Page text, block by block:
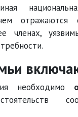
отражаются
членах,
необходимо